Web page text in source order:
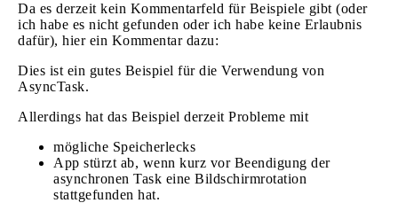
Da es derzeit kein Kommentarfeld für Beispiele gibt (oder
ich habe es nicht gefunden oder ich habe keine Erlaubnis
dafür), hier ein Kommentar dazu:
Dies ist ein gutes Beispiel für die Verwendung von
AsyncTask.
Allerdings hat das Beispiel derzeit Probleme mit
mögliche Speicherlecks
App stürzt ab, wenn kurz vor Beendigung der
asynchronen Task eine Bildschirmrotation
stattgefunden hat.